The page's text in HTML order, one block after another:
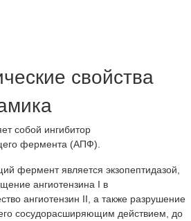
свойства
собой ингибитор
фермента (АПФ).
фермент является экзопептидазой,
ангиотензина I в
ангиотензин II, а также разрушение
сосудорасширяющим действием, до